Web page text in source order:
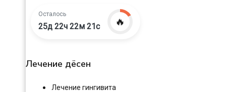
Осталось
25д 22ч 22м 20с 🔥
Лечение дёсен
Лечение гингивита